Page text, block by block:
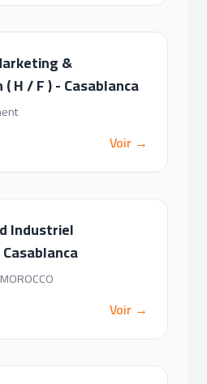
&
H / F ) - Casablanca
Voir →
Industriel
Casablanca
Voir →